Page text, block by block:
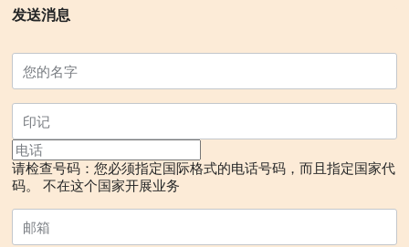
发送消息
请检查号码：您必须指定国际格式的电话号码，而且指定国家代
码。
不在这个国家开展业务